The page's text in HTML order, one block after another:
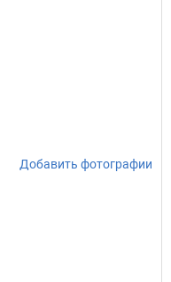
Добавить фотографии